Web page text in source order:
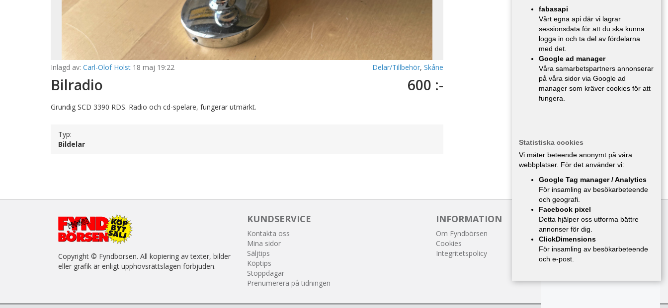
Inlagd av: Carl-Olof Holst 18 maj 19:22 Delar/Tillbehör, Skåne
Bilradio 600 :-
Grundig SCD 3390 RDS. Radio och cd-spelare, fungerar utmärkt.
Typ:
Bildelar
Copyright © Fyndbörsen. All kopiering av texter, bilder
eller grafik är enligt upphovsrättslagen förbjuden.
KUNDSERVICE
Kontakta oss
Mina sidor
Säljtips
Köptips
Stoppdagar
Prenumerera på tidningen
INFORMATION
Om Fyndbörsen
Cookies
Integritetspolicy
fabasapi
Vårt egna api där vi lagrar
sessionsdata för att du ska kunna
logga in och ta del av fördelarna
med det.
Google ad manager
Våra samarbetspartners annonserar
på våra sidor via Google ad
manager som kräver cookies för att
fungera.
Statistiska cookies
Vi mäter beteende anonymt på våra
webbplatser. För det använder vi:
Google Tag manager / Analytics
För insamling av besökarbeteende
och geografi.
Facebook pixel
Detta hjälper oss utforma bättre
annonser för dig.
ClickDimensions
För insamling av besökarbeteende
och e-post.